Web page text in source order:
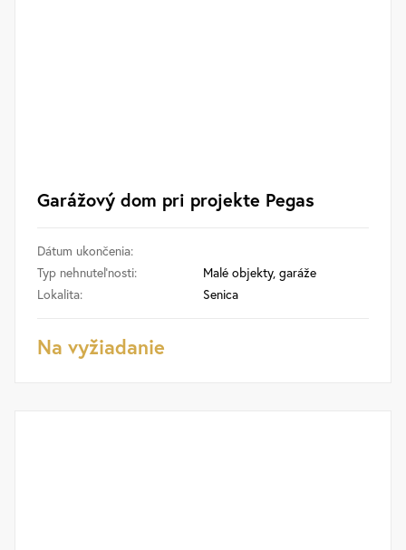
Garážový dom pri projekte Pegas
Dátum ukončenia:
Typ nehnuteľnosti:
Malé objekty, garáže
Lokalita:
Senica
Na vyžiadanie